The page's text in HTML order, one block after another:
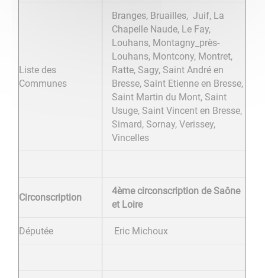
Liste des
Communes
Branges, Bruailles, Juif, La
Chapelle Naude, Le Fay,
Louhans, Montagny_près-
Louhans, Montcony, Montret,
Ratte, Sagy, Saint André en
Bresse, Saint Etienne en Bresse,
Saint Martin du Mont, Saint
Usuge, Saint Vincent en Bresse,
Simard, Sornay, Verissey,
Vincelles
Circonscription
4ème circonscription de Saône
et Loire
Députée Eric Michoux